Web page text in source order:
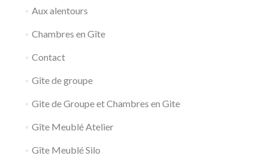
Aux alentours
Chambres en Gîte
Contact
Gîte de groupe
Gite de Groupe et Chambres en Gite
Gîte Meublé Atelier
Gîte Meublé Silo